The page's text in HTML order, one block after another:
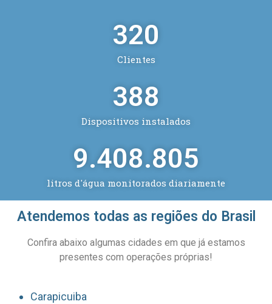
Clientes
320
Dispositivos instalados
495
litros d'água monitorados diariamente
20.315.374
Atendemos todas as regiões do Brasil
Confira abaixo algumas cidades em que já estamos
presentes com operações próprias!
Carapicuiba